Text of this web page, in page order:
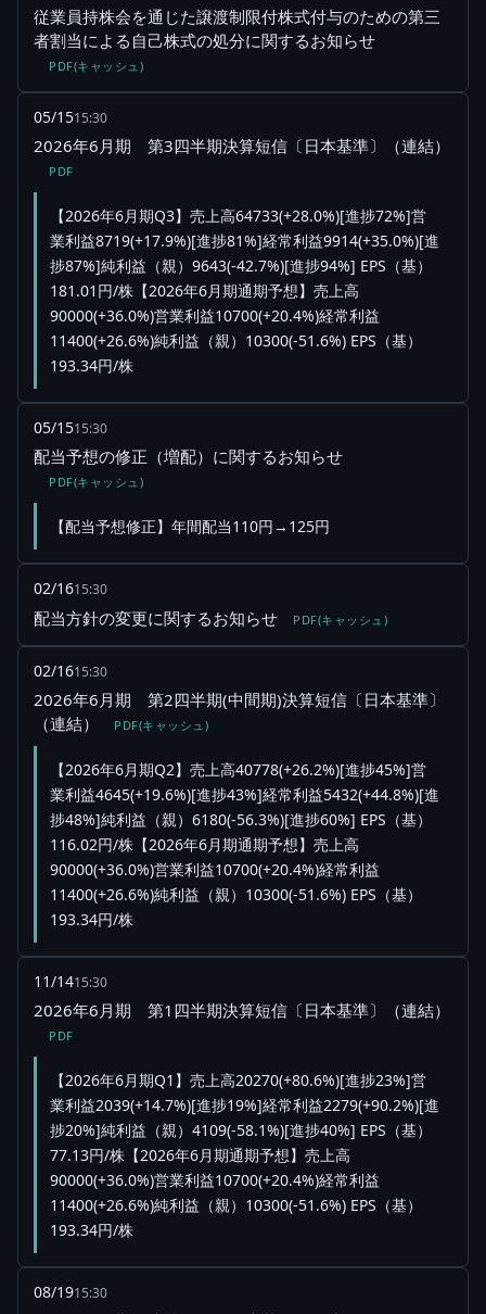
従業員持株会を通じた譲渡制限付株式付与のための第三
者割当による自己株式の処分に関するお知らせ
PDF(キャッシュ)
05/1515:30
2026年6月期 第3四半期決算短信〔日本基準〕（連結）
PDF
【2026年6月期Q3】売上高64733(+28.0%)[進捗72%]営
業利益8719(+17.9%)[進捗81%]経常利益9914(+35.0%)[進
捗87%]純利益（親）9643(-42.7%)[進捗94%] EPS（基）
181.01円/株【2026年6月期通期予想】売上高
90000(+36.0%)営業利益10700(+20.4%)経常利益
11400(+26.6%)純利益（親）10300(-51.6%) EPS（基）
193.34円/株
05/1515:30
配当予想の修正（増配）に関するお知らせ
PDF(キャッシュ)
【配当予想修正】年間配当110円→125円
02/1615:30
配当方針の変更に関するお知らせ PDF(キャッシュ)
02/1615:30
2026年6月期 第2四半期(中間期)決算短信〔日本基準〕
（連結）
PDF(キャッシュ)
【2026年6月期Q2】売上高40778(+26.2%)[進捗45%]営
業利益4645(+19.6%)[進捗43%]経常利益5432(+44.8%)[進
捗48%]純利益（親）6180(-56.3%)[進捗60%] EPS（基）
116.02円/株【2026年6月期通期予想】売上高
90000(+36.0%)営業利益10700(+20.4%)経常利益
11400(+26.6%)純利益（親）10300(-51.6%) EPS（基）
193.34円/株
11/1415:30
2026年6月期 第1四半期決算短信〔日本基準〕（連結）
PDF
【2026年6月期Q1】売上高20270(+80.6%)[進捗23%]営
業利益2039(+14.7%)[進捗19%]経常利益2279(+90.2%)[進
捗20%]純利益（親）4109(-58.1%)[進捗40%] EPS（基）
77.13円/株【2026年6月期通期予想】売上高
90000(+36.0%)営業利益10700(+20.4%)経常利益
11400(+26.6%)純利益（親）10300(-51.6%) EPS（基）
193.34円/株
08/1915:30